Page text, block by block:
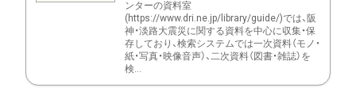
ンターの資料室
(https://www.dri.ne.jp/library/guide/)では、阪
神・淡路大震災に関する資料を中心に収集・保
存しており、検索システムでは一次資料（モノ・
紙・写真・映像音声）、二次資料（図書・雑誌）を
検...